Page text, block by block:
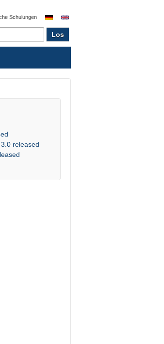
Schulungen
released